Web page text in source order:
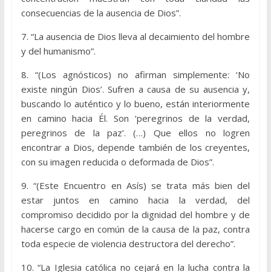
consecuencias de la ausencia de Dios”.
7. “La ausencia de Dios lleva al decaimiento del hombre
y del humanismo”.
8. “(Los agnósticos) no afirman simplemente: ‘No
existe ningún Dios’. Sufren a causa de su ausencia y,
buscando lo auténtico y lo bueno, están interiormente
en camino hacia Él. Son ‘peregrinos de la verdad,
peregrinos de la paz’. (…) Que ellos no logren
encontrar a Dios, depende también de los creyentes,
con su imagen reducida o deformada de Dios”.
9. “(Este Encuentro en Asís) se trata más bien del
estar juntos en camino hacia la verdad, del
compromiso decidido por la dignidad del hombre y de
hacerse cargo en común de la causa de la paz, contra
toda especie de violencia destructora del derecho”.
10. “La Iglesia católica no cejará en la lucha contra la